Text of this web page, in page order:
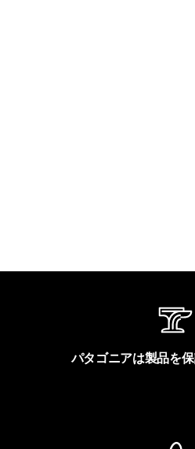
パタゴニアは製品を保